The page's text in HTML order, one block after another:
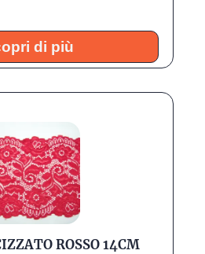
di più
ROSSO 14CM